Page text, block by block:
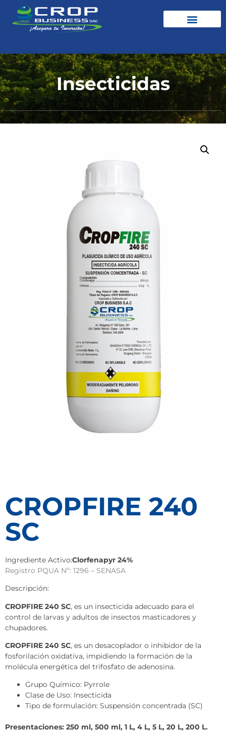
Insecticidas
CROPFIRE 240
SC
Ingrediente Activo:Clorfenapyr 24%
Registro PQUA Nº: 1296 – SENASA
Descripción:
CROPFIRE 240 SC, es un insecticida adecuado para el
control de larvas y adultos de insectos masticadores y
chupadores.
CROPFIRE 240 SC, es un desacoplador o inhibidor de la
fosforilación oxidativa, impidiendo la formación de la
molécula energética del trifosfato de adenosina.
Grupo Químico: Pyrrole
Clase de Uso: Insecticida
Tipo de formulación: Suspensión concentrada (SC)
Presentaciones: 250 ml, 500 ml, 1 L, 4 L, 5 L, 20 L, 200 L.